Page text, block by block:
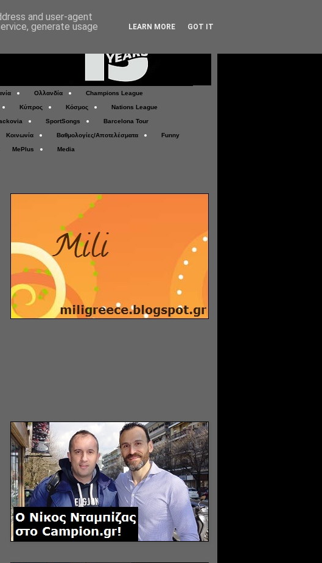
Ολλανδία Champions League
Κύπρος Κόσμος Nations League
SportSongs Barcelona Tour
Κοινωνία Βαθμολογίες/Αποτελέσματα Funny
MePlus Media
and user-agent
generate usage
LEARN MORE GOT IT